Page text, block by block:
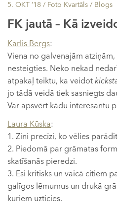
5. OKT ’18 / Foto Kvartāls / Blogs
FK jautā – Kā
Kārlis Bergs:
Viena no galvenajām atziņām,
nesteigties. Neko nekad
atpakaļ teiktu, ka veidot
jo tādā veidā tiek sasniegts
Var apsvērt kādu interesantu
Laura Kūska:
1. Zini precīzi, ko vēlies
2. Piedomā par grāmatas
skatīšanās pieredzi.
3. Esi kritisks un vaicā citiem
galīgos lēmumus un drukā
kuriem uzticies.